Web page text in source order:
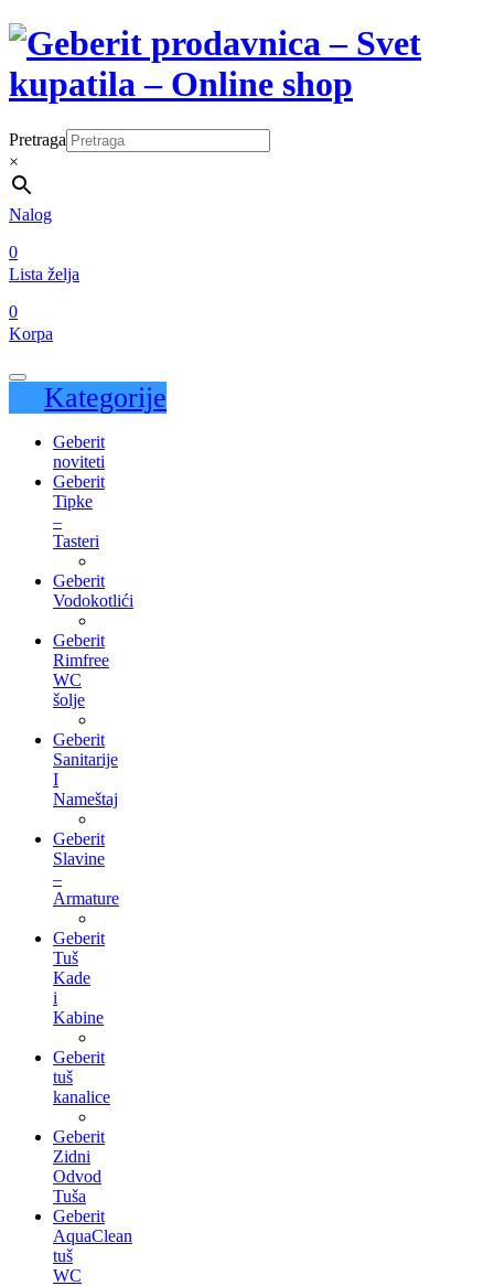
Pretraga
×
Nalog
0
Lista želja
0
Korpa
Kategorije
Geberit
noviteti
Geberit
Tipke
–
Tasteri
Geberit
Vodokotlići
Geberit
Rimfree
WC
šolje
Geberit
Sanitarije
I
Nameštaj
Geberit
Slavine
–
Armature
Geberit
Tuš
Kade
i
Kabine
Geberit
tuš
kanalice
Geberit
Zidni
Odvod
Tuša
Geberit
AquaClean
tuš
WC